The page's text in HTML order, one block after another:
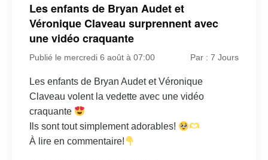
Les enfants de Bryan Audet et
Véronique Claveau surprennent avec
une vidéo craquante
Publié le mercredi 6 août à 07:00 Par : 7 Jours
Les enfants de Bryan Audet et Véronique
Claveau volent la vedette avec une vidéo
craquante
Ils sont tout simplement adorables!
À lire en commentaire!